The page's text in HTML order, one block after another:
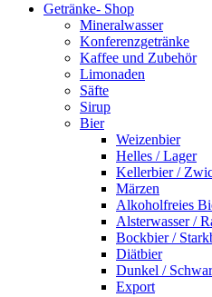
Getränke- Shop
Mineralwasser
Konferenzgetränke
Kaffee und Zubehör
Limonaden
Säfte
Sirup
Bier
Weizenbier
Helles / Lager
Kellerbier /
Märzen
Alkoholfreies
Alsterwasser /
Bockbier /
Diätbier
Dunkel /
Export